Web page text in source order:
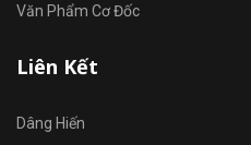
Văn Phẩm Cơ Đốc
Liên Kết
Dâng Hiến